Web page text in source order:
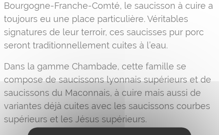
Bourgogne-Franche-Comté, le saucisson à cuire a
toujours eu une place particulière. Véritables
signatures de leur terroir, ces saucisses pur porc
seront traditionnellement cuites à l’eau.
Dans la gamme Chambade, cette famille se
compose de saucissons lyonnais supérieurs et de
saucissons du Maconnais, à cuire mais aussi de
variantes déjà cuites avec les saucissons courbes
supérieurs et les Jésus supérieurs.